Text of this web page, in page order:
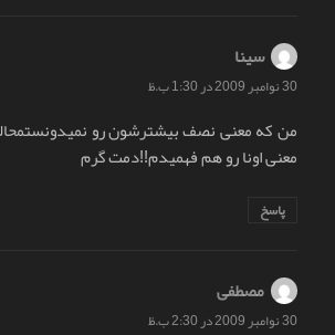
سینا
30 نوامبر 2009 در 1:30 ب.ظ
من که معنی نصف بیشترشون رو
معنی اونا رو هم فهمیدم!!دمت گرم
پاسخ
مصطفی
30 نوامبر 2009 در 2:30 ب.ظ